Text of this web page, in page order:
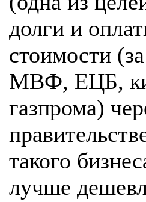
долги и
стоимости
МВФ, ЕЦБ,
газпрома)
такого
лучше